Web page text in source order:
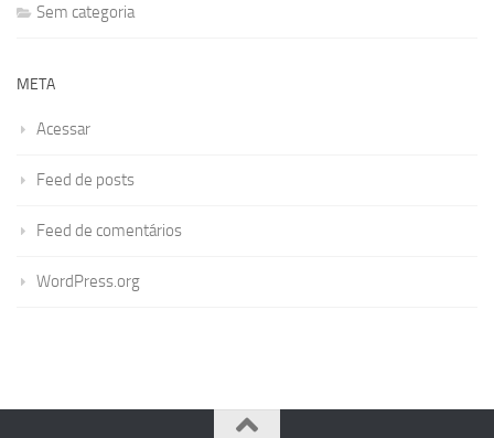
Sem categoria
META
Acessar
Feed de posts
Feed de comentários
WordPress.org